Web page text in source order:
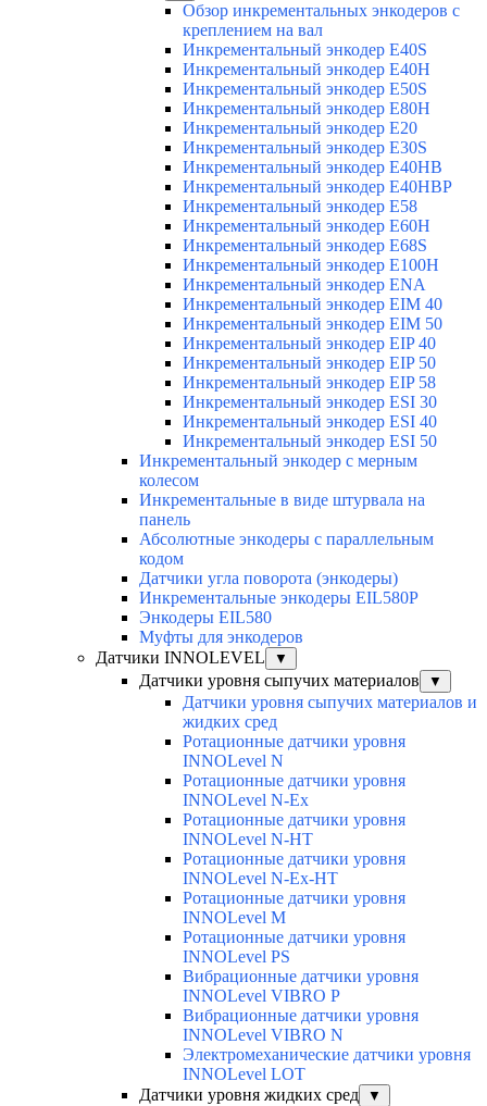
Обзор инкрементальных энкодеров с
креплением на вал
Инкрементальный энкодер E40S
Инкрементальный энкодер E40H
Инкрементальный энкодер E50S
Инкрементальный энкодер E80H
Инкрементальный энкодер E20
Инкрементальный энкодер E30S
Инкрементальный энкодер E40HB
Инкрементальный энкодер E40HBP
Инкрементальный энкодер E58
Инкрементальный энкодер E60H
Инкрементальный энкодер E68S
Инкрементальный энкодер E100H
Инкрементальный энкодер ENA
Инкрементальный энкодер EIM 40
Инкрементальный энкодер EIM 50
Инкрементальный энкодер EIP 40
Инкрементальный энкодер EIP 50
Инкрементальный энкодер EIP 58
Инкрементальный энкодер ESI 30
Инкрементальный энкодер ESI 40
Инкрементальный энкодер ESI 50
Инкрементальный энкодер с мерным
колесом
Инкрементальные в виде штурвала на
панель
Абсолютные энкодеры с параллельным
кодом
Датчики угла поворота (энкодеры)
Инкрементальные энкодеры EIL580P
Энкодеры EIL580
Муфты для энкодеров
Датчики INNOLEVEL
▼
Датчики уровня сыпучих материалов ▼
Датчики уровня сыпучих материалов и
жидких сред
Ротационные датчики уровня
INNOLevel N
Ротационные датчики уровня
INNOLevel N-Ex
Ротационные датчики уровня
INNOLevel N-HT
Ротационные датчики уровня
INNOLevel N-Ex-HT
Ротационные датчики уровня
INNOLevel M
Ротационные датчики уровня
INNOLevel PS
Вибрационные датчики уровня
INNOLevel VIBRO P
Вибрационные датчики уровня
INNOLevel VIBRO N
Электромеханические датчики уровня
INNOLevel LOT
Датчики уровня жидких сред
▼